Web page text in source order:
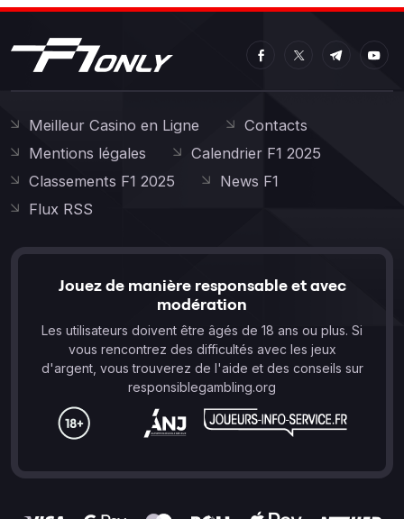
Meilleur Casino en Ligne
Contacts
Mentions légales
Calendrier F1 2025
Classements F1 2025
News F1
Flux RSS
Jouez de manière responsable et avec
modération
Les utilisateurs doivent être âgés de 18 ans ou plus. Si
vous rencontrez des difficultés avec les jeux
d'argent, vous trouverez de l'aide et des conseils sur
responsiblegambling.org